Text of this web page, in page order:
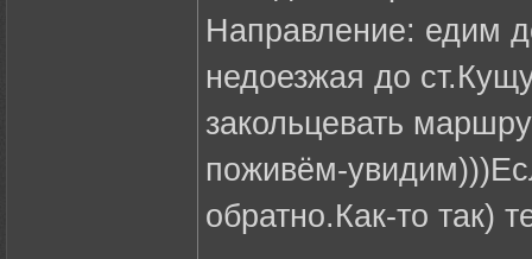
Направление: едим
недоезжая до
закольцевать
поживём-
обратно.Как-то так)